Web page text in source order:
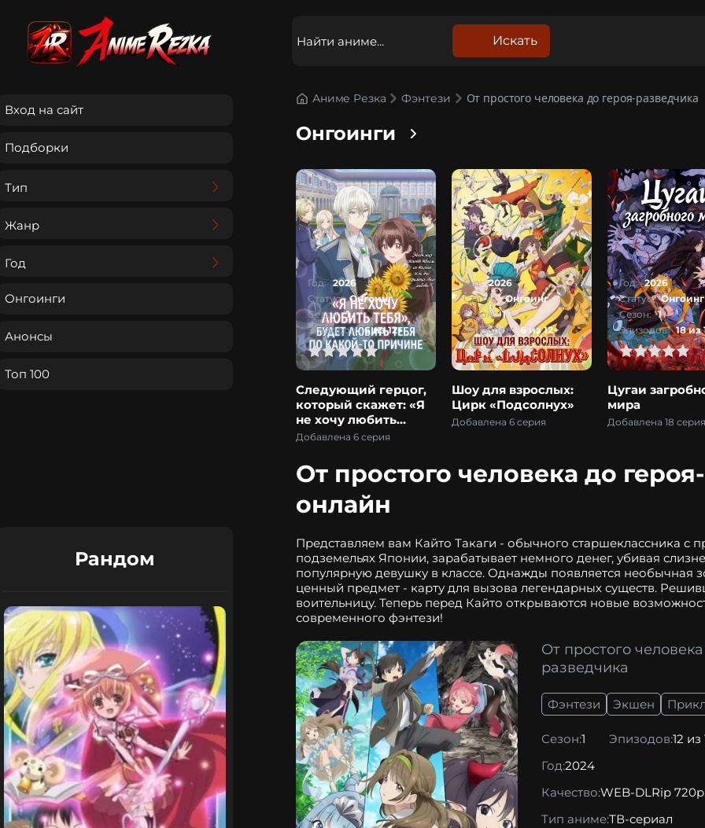
Искать
Вход на сайт
Подборки
Тип
Жанр
Год
Онгоинги
Анонсы
Топ 100
Рандом
Аниме Резка Фэнтези От простого человека до героя-разведчика
Онгоинги
Год: 2026
Статус: Онгоинг
Сезон: 1
Эпизодов: 6 из 12+
Следующий герцог,
который скажет: «Я
не хочу любить
тебя», будет любить
причине
Добавлена 6 серия
Год: 2026
Статус: Онгоинг
Сезон: 1
Эпизодов: 6 из 12+
0 1 2 3 4
Шоу для взрослых:
Цирк «Подсолнух»
Добавлена 6 серия
Год: 2026
Статус: Онгоинг
Сезон: 1
Эпизодов: 18 из
0 1 2 3 4
Цугаи
мира
Добавлена 18 серия
100 1
От простого человека до
онлайн
Представляем вам Кайто Такаги - обычного старшеклассника с
подземельях Японии, зарабатывает немного денег, убивая
популярную девушку в классе. Однажды появляется необычная
ценный предмет - карту для вызова легендарных существ.
воительницу. Теперь перед Кайто открываются новые
современного фэнтези!
От простого
разведчика
Фэнтези Экшен
Сезон:1 Эпизодов:12 из
Год:2024
Качество:WEB-DLRip 720p
Тип аниме:ТВ-сериал